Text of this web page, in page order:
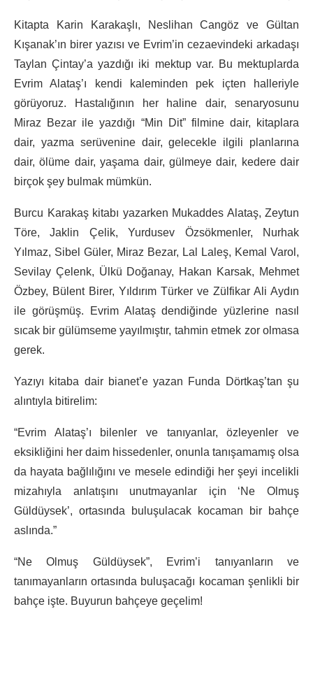
Kitapta Karin Karakaşlı, Neslihan Cangöz ve Gültan
Kışanak’ın birer yazısı ve Evrim’in cezaevindeki arkadaşı
Taylan Çintay’a yazdığı iki mektup var. Bu mektuplarda
Evrim Alataş’ı kendi kaleminden pek içten halleriyle
görüyoruz. Hastalığının her haline dair, senaryosunu
Miraz Bezar ile yazdığı “Min Dit” filmine dair, kitaplara
dair, yazma serüvenine dair, gelecekle ilgili planlarına
dair, ölüme dair, yaşama dair, gülmeye dair, kedere dair
birçok şey bulmak mümkün.
Burcu Karakaş kitabı yazarken Mukaddes Alataş, Zeytun
Töre, Jaklin Çelik, Yurdusev Özsökmenler, Nurhak
Yılmaz, Sibel Güler, Miraz Bezar, Lal Laleş, Kemal Varol,
Sevilay Çelenk, Ülkü Doğanay, Hakan Karsak, Mehmet
Özbey, Bülent Birer, Yıldırım Türker ve Zülfikar Ali Aydın
ile görüşmüş. Evrim Alataş dendiğinde yüzlerine nasıl
sıcak bir gülümseme yayılmıştır, tahmin etmek zor olmasa
gerek.
Yazıyı kitaba dair bianet’e yazan Funda Dörtkaş’tan şu
alıntıyla bitirelim:
“Evrim Alataş’ı bilenler ve tanıyanlar, özleyenler ve
eksikliğini her daim hissedenler, onunla tanışamamış olsa
da hayata bağlılığını ve mesele edindiği her şeyi incelikli
mizahıyla anlatışını unutmayanlar için ‘Ne Olmuş
Güldüysek’, ortasında buluşulacak kocaman bir bahçe
aslında.”
“Ne Olmuş Güldüysek”, Evrim’i tanıyanların ve
tanımayanların ortasında buluşacağı kocaman şenlikli bir
bahçe işte. Buyurun bahçeye geçelim!